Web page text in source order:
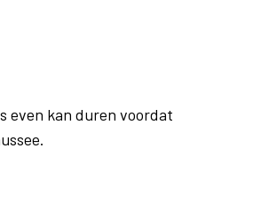
even kan duren voordat